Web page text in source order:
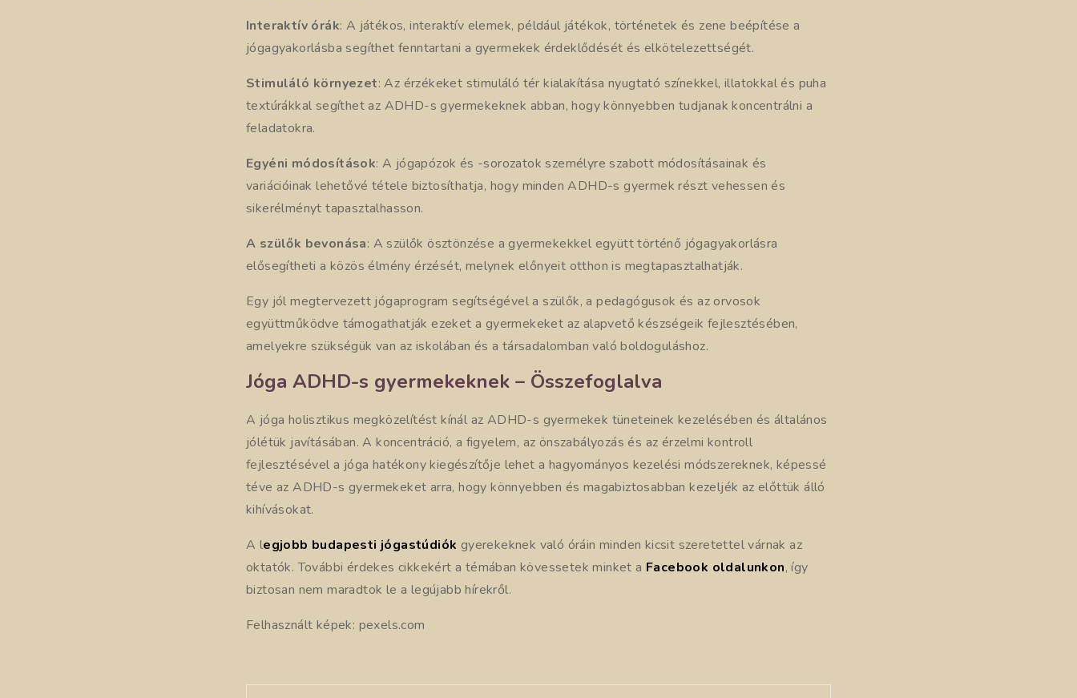
Interaktív órák: A játékos, interaktív elemek, például játékok, történetek és zene beépítése a
jógagyakorlásba segíthet fenntartani a gyermekek érdeklődését és elkötelezettségét.
Stimuláló környezet: Az érzékeket stimuláló tér kialakítása nyugtató színekkel, illatokkal és puha
textúrákkal segíthet az ADHD-s gyermekeknek abban, hogy könnyebben tudjanak koncentrálni a
feladatokra.
Egyéni módosítások: A jógapózok és -sorozatok személyre szabott módosításainak és
variációinak lehetővé tétele biztosíthatja, hogy minden ADHD-s gyermek részt vehessen és
sikerélményt tapasztalhasson.
A szülők bevonása: A szülők ösztönzése a gyermekekkel együtt történő jógagyakorlásra
elősegítheti a közös élmény érzését, melynek előnyeit otthon is megtapasztalhatják.
Egy jól megtervezett jógaprogram segítségével a szülők, a pedagógusok és az orvosok
együttműködve támogathatják ezeket a gyermekeket az alapvető készségeik fejlesztésében,
amelyekre szükségük van az iskolában és a társadalomban való boldoguláshoz.
Jóga ADHD-s gyermekeknek – Összefoglalva
A jóga holisztikus megközelítést kínál az ADHD-s gyermekek tüneteinek kezelésében és általános
jólétük javításában. A koncentráció, a figyelem, az önszabályozás és az érzelmi kontroll
fejlesztésével a jóga hatékony kiegészítője lehet a hagyományos kezelési módszereknek, képessé
téve az ADHD-s gyermekeket arra, hogy könnyebben és magabiztosabban kezeljék az előttük álló
kihívásokat.
A legjobb budapesti jógastúdiók gyerekeknek való óráin minden kicsit szeretettel várnak az
oktatók. További érdekes cikkekért a témában kövessetek minket a Facebook oldalunkon, így
biztosan nem maradtok le a legújabb hírekről.
Felhasznált képek: pexels.com